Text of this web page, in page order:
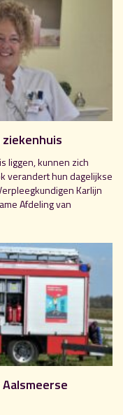
liggen, kunnen zich
verandert hun dagelijkse
Karlijn
Afdeling van